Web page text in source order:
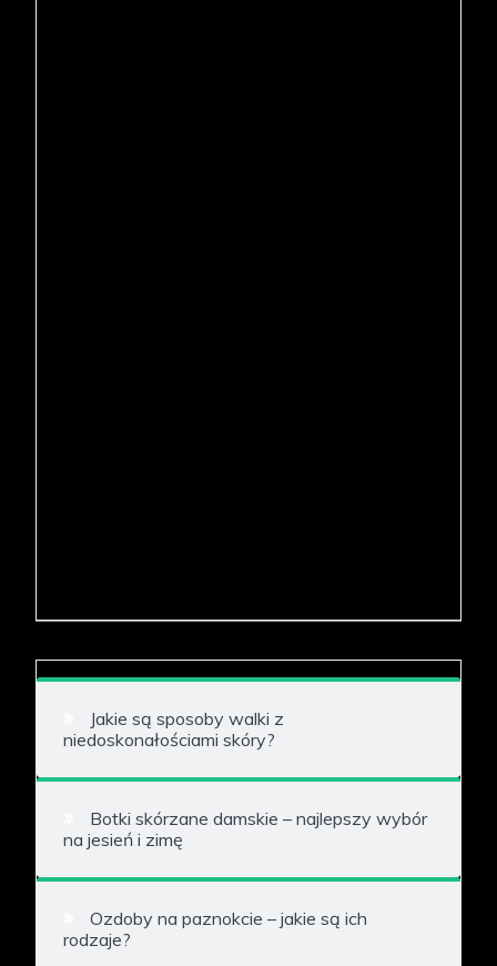
Jakie są sposoby walki z
niedoskonałościami skóry?
Botki skórzane damskie – najlepszy wybór
na jesień i zimę
Ozdoby na paznokcie – jakie są ich
rodzaje?